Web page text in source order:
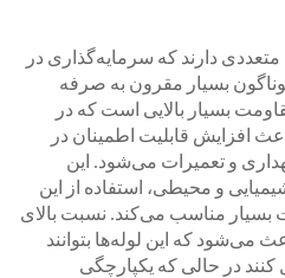
دارند که سرمایه‌گذاری در
بسیار مقرون به صرفه
بسیار بالایی است که در
افزایش قابلیت اطمینان در
و تعمیرات می‌شود. این
و محیطی، استفاده از این
بسیار مناسب می‌کند. نسبت بالای
می‌شود که این لوله‌ها بتوانند
در حالی که یکپارچگی